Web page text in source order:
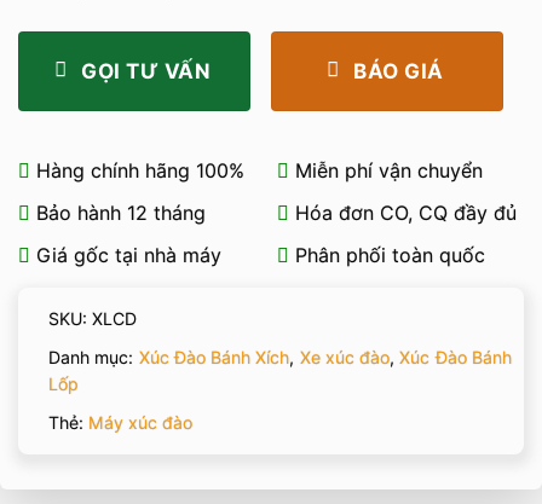
GỌI TƯ VẤN BÁO GIÁ
Hàng chính hãng 100%
Miễn phí vận chuyển
Bảo hành 12 tháng
Hóa đơn CO, CQ đầy đủ
Giá gốc tại nhà máy
Phân phối toàn quốc
SKU: XLCD
Danh mục: Xúc Đào Bánh Xích, Xe xúc đào,Xúc Đào Bánh
Lốp
Thẻ: Máy xúc đào